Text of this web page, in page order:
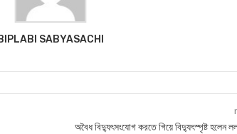
BIPLABI SABYASACHI
অবৈধ বিদ্যুৎসংযোগ করতে গিয়ে বিদ্যুৎস্পৃষ্ট হলেন